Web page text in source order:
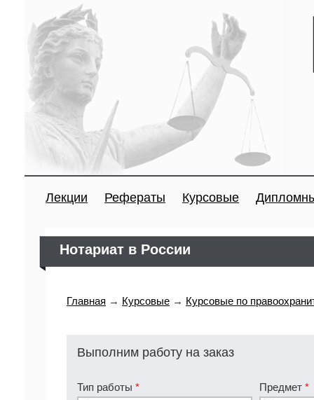
Лекции Рефераты Курсовые
Нотариат в России
Главная → Курсовые → Курсовые по
Выполним работу на заказ
Тип работы * Предмет *